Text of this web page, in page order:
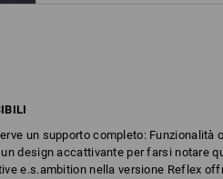
un supporto completo: Funzionalità
design accattivante per farsi notare
e.s.ambition nella versione Reflex